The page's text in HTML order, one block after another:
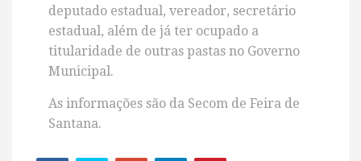
deputado estadual, vereador, secretário
estadual, além de já ter ocupado a
titularidade de outras pastas no Governo
Municipal.
As informações são da Secom de Feira de
Santana.